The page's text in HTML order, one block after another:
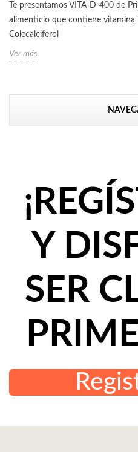
Te presentamos VITA-D-400 de
alimenticio que contiene
Colecalciferol
Ver más
Y
SER